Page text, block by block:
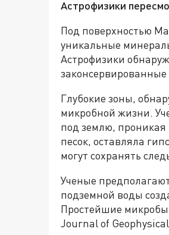
Астрофизики
Под поверхностью
уникальные
Астрофизики
Глубокие зоны,
микробной жизни.
под землю,
песок, оставляла
могут сохранять
Ученые
подземной воды
Простейшие микробы
Journal of